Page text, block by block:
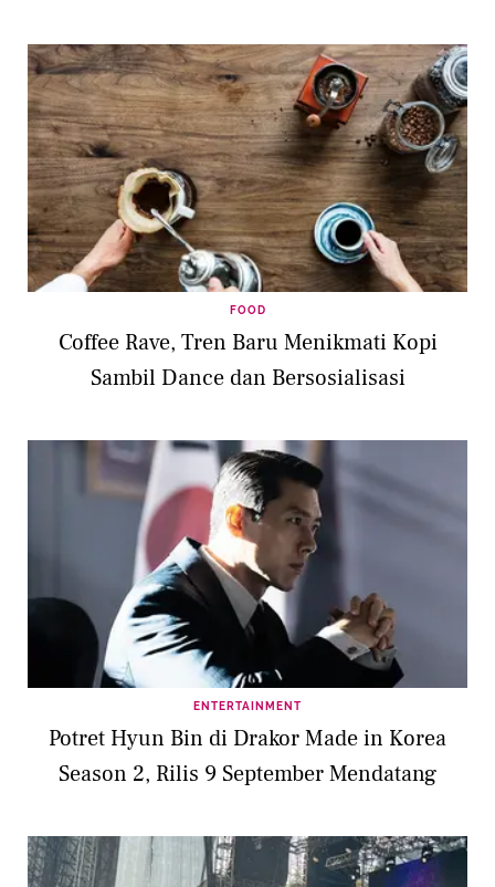
FOOD
Coffee Rave, Tren Baru Menikmati Kopi
Sambil Dance dan Bersosialisasi
ENTERTAINMENT
Potret Hyun Bin di Drakor Made in Korea
Season 2, Rilis 9 September Mendatang